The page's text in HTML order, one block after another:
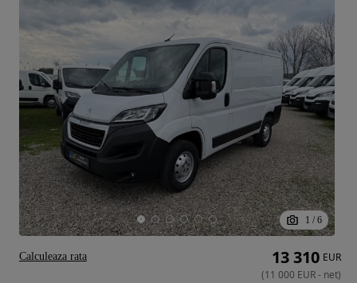
1 / 6
13 310 EUR
(11 000 EUR- net)
Calculeaza rata